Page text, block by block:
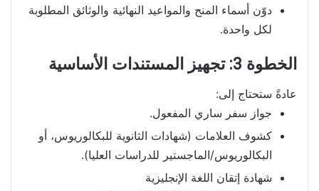
دوّن أسماء المنح والمواعيد النهائية والوثائق المطلوبة
لكل واحدة.
الخطوة 3: تجهيز المستندات الأساسية
عادةً ستحتاج إلى:
جواز سفر ساري المفعول.
كشوف العلامات (شهادات الثانوية للبكالوريوس، أو
البكالوريوس/الماجستير للدراسات العليا).
شهادة إتقان اللغة الإنجليزية